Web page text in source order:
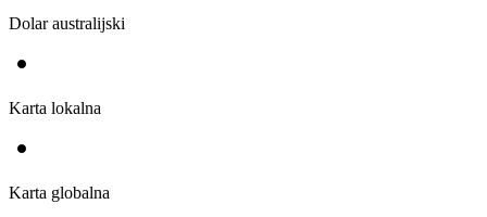
Dolar australijski
Karta lokalna
Karta globalna